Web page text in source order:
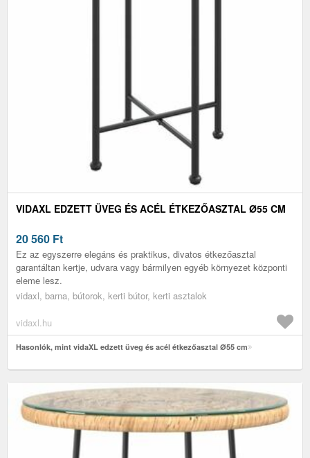
VIDAXL EDZETT ÜVEG ÉS ACÉL ÉTKEZŐASZTAL Ø55 CM
20 560 Ft
Ez az egyszerre elegáns és praktikus, divatos étkezőasztal
garantáltan kertje, udvara vagy bármilyen egyéb környezet központi
eleme lesz.
vidaxl, barna, bútorok, kerti bútor, kerti asztalok
vidaxl.hu
Hasonlók, mint vidaXL edzett üveg és acél étkezőasztal Ø55 cm